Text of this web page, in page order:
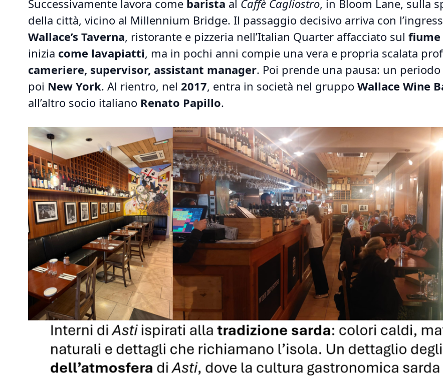
Successivamente lavora come barista al Caffè Cagliostro, in Bloom Lane, sulla
della città, vicino al Millennium Bridge. Il passaggio decisivo arriva con
Wallace’s Taverna, ristorante e pizzeria nell’Italian Quarter affacciato sul
inizia come lavapiatti, ma in pochi anni compie una vera e propria scalata
cameriere, supervisor, assistant manager. Poi prende una pausa: un periodo
poi New York. Al rientro, nel 2017, entra in società nel gruppo Wallace Wine
all’altro socio italiano Renato Papillo.